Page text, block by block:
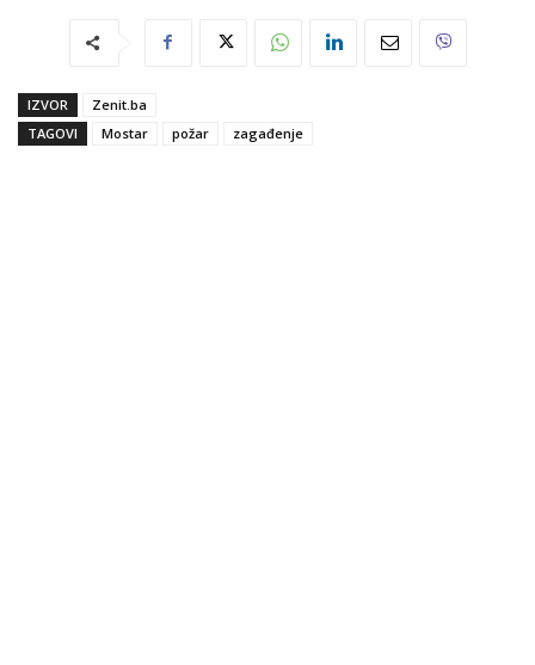
IZVOR
Zenit.ba
TAGOVI
Mostar požar zagađenje